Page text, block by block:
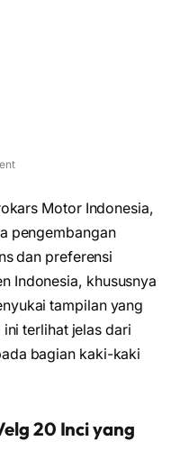
Motor Indonesia,
pengembangan
dan preferensi
Indonesia, khususnya
tampilan yang
terlihat jelas dari
bagian kaki-kaki
20 Inci yang